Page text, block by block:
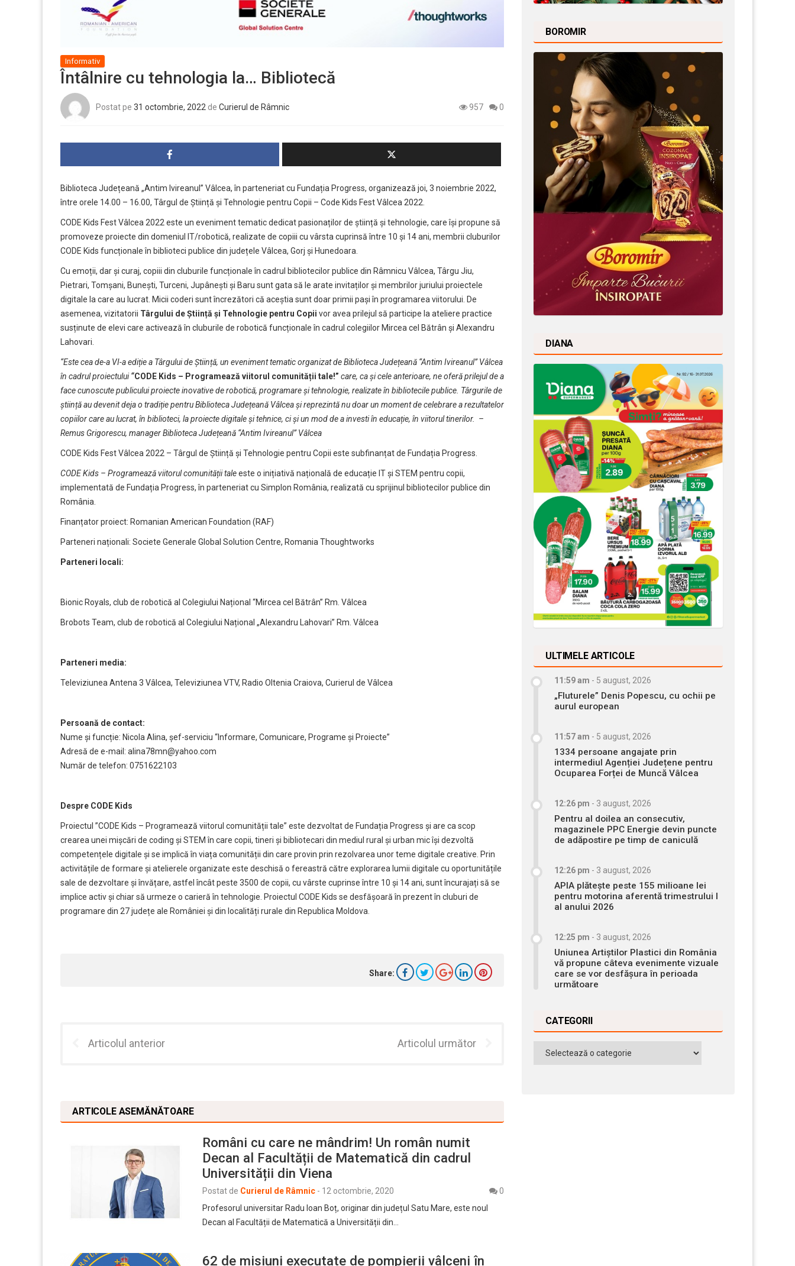
Informativ
Întâlnire cu tehnologia la… Bibliotecă
Postat pe 31 octombrie, 2022 de Curierul de Râmnic 957 0
Biblioteca Județeană „Antim Ivireanul” Vâlcea, în parteneriat cu Fundația Progress, organizează joi, 3 noiembrie 2022,
între orele 14.00 – 16.00, Târgul de Știință și Tehnologie pentru Copii – Code Kids Fest Vâlcea 2022.
CODE Kids Fest Vâlcea 2022 este un eveniment tematic dedicat pasionaților de știință și tehnologie, care își propune să
promoveze proiecte din domeniul IT/robotică, realizate de copiii cu vârsta cuprinsă între 10 și 14 ani, membrii cluburilor
CODE Kids funcționale în biblioteci publice din județele Vâlcea, Gorj și Hunedoara.
Cu emoții, dar și curaj, copiii din cluburile funcționale în cadrul bibliotecilor publice din Râmnicu Vâlcea, Târgu Jiu,
Pietrari, Tomșani, Bunești, Turceni, Jupânești și Baru sunt gata să le arate invitaților și membrilor juriului proiectele
digitale la care au lucrat. Micii coderi sunt încrezători că aceștia sunt doar primii pași în programarea viitorului. De
asemenea, vizitatorii Târgului de Știință și Tehnologie pentru Copii vor avea prilejul să participe la ateliere practice
susținute de elevi care activează în cluburile de robotică funcționale în cadrul colegiilor Mircea cel Bătrân și Alexandru
Lahovari.
“Este cea de-a VI-a ediție a Târgului de Știință, un eveniment tematic organizat de Biblioteca Județeană “Antim Ivireanul” Vâlcea
în cadrul proiectului“CODE Kids – Programează viitorul comunității tale!” care, ca și cele anterioare, ne oferă prilejul de a
face cunoscute publicului proiecte inovative de robotică, programare și tehnologie, realizate în bibliotecile publice. Târgurile de
știință au devenit deja o tradiție pentru Biblioteca Județeană Vâlcea și reprezintă nu doar un moment de celebrare a rezultatelor
copiilor care au lucrat, în biblioteci, la proiecte digitale și tehnice, ci și un mod de a investi în educație, în viitorul tinerilor. –
Remus Grigorescu, manager Biblioteca Județeană “Antim Ivireanul” Vâlcea
CODE Kids Fest Vâlcea 2022 – Târgul de Știință și Tehnologie pentru Copii este subfinanțat de Fundația Progress.
CODE Kids – Programează viitorul comunității taleeste o inițiativă națională de educație IT și STEM pentru copii,
implementată de Fundația Progress, în parteneriat cu Simplon România, realizată cu sprijinul bibliotecilor publice din
România.
Finanțator proiect: Romanian American Foundation (RAF)
Parteneri naționali: Societe Generale Global Solution Centre, Romania Thoughtworks
Parteneri locali:
Bionic Royals, club de robotică al Colegiului Național “Mircea cel Bătrân” Rm. Vâlcea
Brobots Team, club de robotică al Colegiului Național „Alexandru Lahovari” Rm. Vâlcea
Parteneri media:
Televiziunea Antena 3 Vâlcea, Televiziunea VTV, Radio Oltenia Craiova, Curierul de Vâlcea
Persoană de contact:
Nume și funcție: Nicola Alina, șef-serviciu “Informare, Comunicare, Programe și Proiecte”
Adresă de e-mail: alina78mn@yahoo.com
Număr de telefon: 0751622103
Despre CODE Kids
Proiectul ”CODE Kids – Programează viitorul comunității tale” este dezvoltat de Fundația Progress și are ca scop
crearea unei mișcări de coding și STEM în care copii, tineri și bibliotecari din mediul rural și urban mic își dezvoltă
competențele digitale și se implică în viața comunității din care provin prin rezolvarea unor teme digitale creative. Prin
activitățile de formare și atelierele organizate este deschisă o fereastră către explorarea lumii digitale cu oportunitățile
sale de dezvoltare și învățare, astfel încât peste 3500 de copii, cu vârste cuprinse între 10 și 14 ani, sunt încurajați să se
implice activ și chiar să urmeze o carieră în tehnologie. Proiectul CODE Kids se desfășoară în prezent în cluburi de
programare din 27 județe ale României și din localități rurale din Republica Moldova.
Share:
Articolul anterior Articolul următor
ARTICOLE ASEMĂNĂTOARE
Români cu care ne mândrim! Un român numit
Decan al Facultății de Matematică din cadrul
Universității din Viena
Postat de Curierul de Râmnic - 12 octombrie, 2020
0
Profesorul universitar Radu Ioan Boț, originar din județul Satu Mare, este noul
Decan al Facultății de Matematică a Universității din…
62 de misiuni executate de pompierii vâlceni în
BOROMIR
DIANA
ULTIMELE ARTICOLE
11:59 am - 5 august, 2026
„Fluturele” Denis Popescu, cu ochii pe
aurul european
11:57 am - 5 august, 2026
1334 persoane angajate prin
intermediul Agenției Județene pentru
Ocuparea Forței de Muncă Vâlcea
12:26 pm - 3 august, 2026
Pentru al doilea an consecutiv,
magazinele PPC Energie devin puncte
de adăpostire pe timp de caniculă
12:26 pm - 3 august, 2026
APIA plătește peste 155 milioane lei
pentru motorina aferentă trimestrului I
al anului 2026
12:25 pm - 3 august, 2026
Uniunea Artiștilor Plastici din România
vă propune câteva evenimente vizuale
care se vor desfășura în perioada
următoare
CATEGORII
Categorii